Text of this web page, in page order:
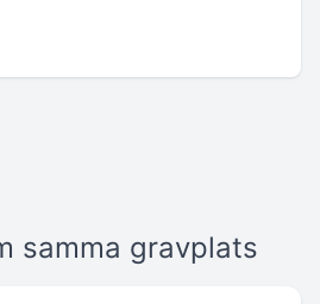
samma gravplats